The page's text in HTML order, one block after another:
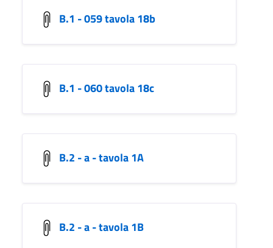
B.1 - 059 tavola 18b
B.1 - 060 tavola 18c
B.2 - a - tavola 1A
B.2 - a - tavola 1B